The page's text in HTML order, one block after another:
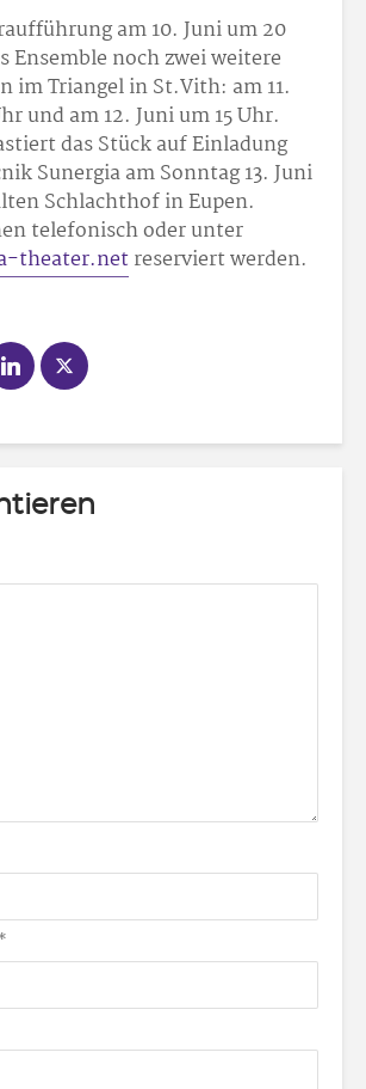
am 10. Juni um 20
Ensemble noch zwei weitere
im Triangel in St.Vith: am 11.
und am 12. Juni um 15 Uhr.
das Stück auf Einladung
Sunergia am Sonntag 13. Juni
Schlachthof in Eupen.
telefonisch oder unter
theater.netreserviert werden.
*